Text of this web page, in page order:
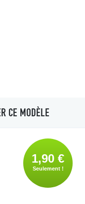
CE MODÈLE
1,90 €
Seulement !